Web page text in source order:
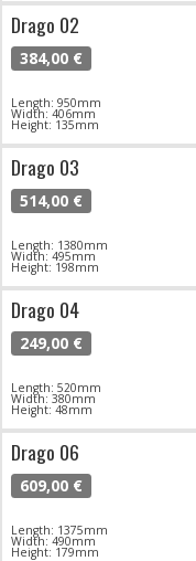
Drago 02
384,00 €
Length: 950mm
Width: 406mm
Height: 135mm
Drago 03
514,00 €
Length: 1380mm
Width: 495mm
Height: 198mm
Drago 04
249,00 €
Length: 520mm
Width: 380mm
Height: 48mm
Drago 06
609,00 €
Length: 1375mm
Width: 490mm
Height: 179mm